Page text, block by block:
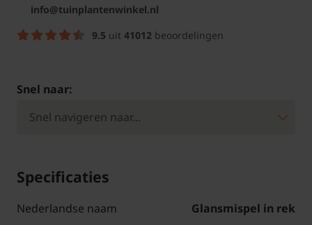
info@tuinplantenwinkel.nl
9.5 uit 41012 beoordelingen
Snel naar:
Specificaties
Nederlandse naam Glansmispel in rek